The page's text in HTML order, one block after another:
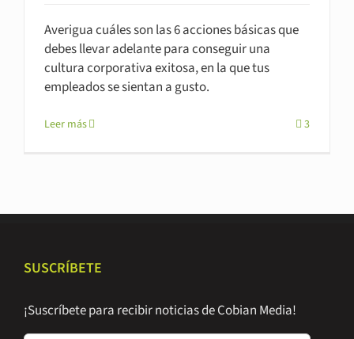
Averigua cuáles son las 6 acciones básicas que
debes llevar adelante para conseguir una
cultura corporativa exitosa, en la que tus
empleados se sientan a gusto.
Leer más 3
SUSCRÍBETE
¡Suscríbete para recibir noticias de Cobian Media!